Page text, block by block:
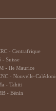
- Centrafrique
- Suisse
- Ile Maurice
- Nouvelle-
- Tahiti
- Bénin